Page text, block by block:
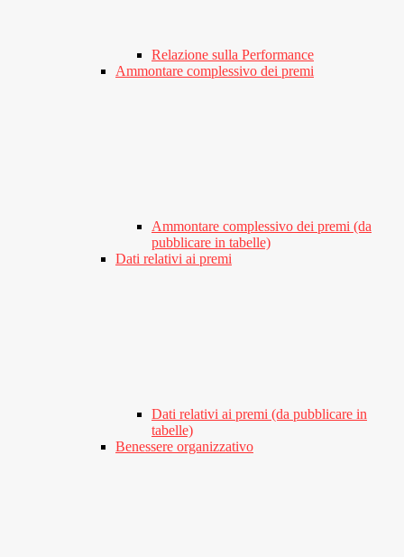
Relazione sulla Performance
Ammontare complessivo dei premi
Ammontare complessivo dei premi (da
pubblicare in tabelle)
Dati relativi ai premi
Dati relativi ai premi (da pubblicare in
tabelle)
Benessere organizzativo